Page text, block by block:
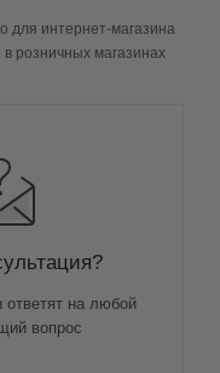
для интернет-магазина
розничных магазинах
на любой
вопрос